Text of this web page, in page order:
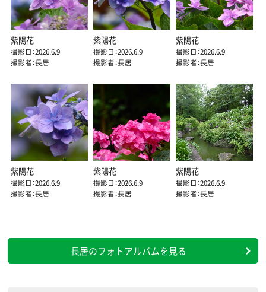
紫陽花
撮影日：2026.6.9
撮影者：長居
紫陽花
撮影日：2026.6.9
撮影者：長居
紫陽花
撮影日：2026.6.9
撮影者：長居
紫陽花
撮影日：2026.6.9
撮影者：長居
紫陽花
撮影日：2026.6.9
撮影者：長居
紫陽花
撮影日：2026.6.9
撮影者：長居
長居のフォトアルバムを見る